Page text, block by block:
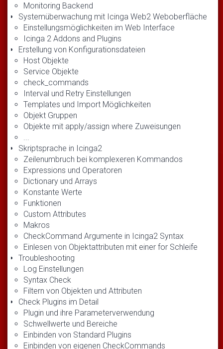
Monitoring Backend
Systemüberwachung mit Icinga Web2 Weboberfläche
Einstellungsmöglichkeiten im Web Interface
Icinga 2 Addons and Plugins
Erstellung von Konfigurationsdateien
Host Objekte
Service Objekte
check_commands
Interval und Retry Einstellungen
Templates und Import Möglichkeiten
Objekt Gruppen
Objekte mit apply/assign where Zuweisungen
...
Skriptsprache in Icinga2
Zeilenumbruch bei komplexeren Kommandos
Expressions und Operatoren
Dictionary und Arrays
Konstante Werte
Funktionen
Custom Attributes
Makros
CheckCommand Argumente in Icinga2 Syntax
Einlesen von Objektattributen mit einer for Schleife
Troubleshooting
Log Einstellungen
Syntax Check
Filtern von Objekten und Attributen
Check Plugins im Detail
Plugin und ihre Parameterverwendung
Schwellwerte und Bereiche
Einbinden von Standard Plugins
Einbinden von eigenen CheckCommands